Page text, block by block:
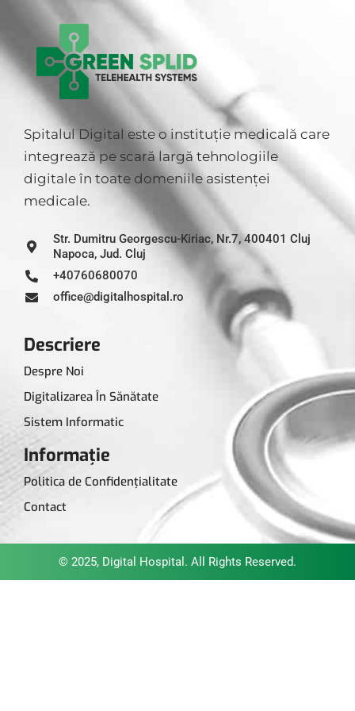
Spitalul Digital este o instituție medicală care
integrează pe scară largă tehnologiile
digitale în toate domeniile asistenței
medicale.
Str. Dumitru Georgescu-Kiriac, Nr.7, 400401 Cluj
Napoca, Jud. Cluj
+40760680070
office@digitalhospital.ro
Descriere
Despre Noi
Digitalizarea În Sănătate
Sistem Informatic
Informație
Politica de Confidențialitate
Contact
© 2025, Digital Hospital. All Rights Reserved.